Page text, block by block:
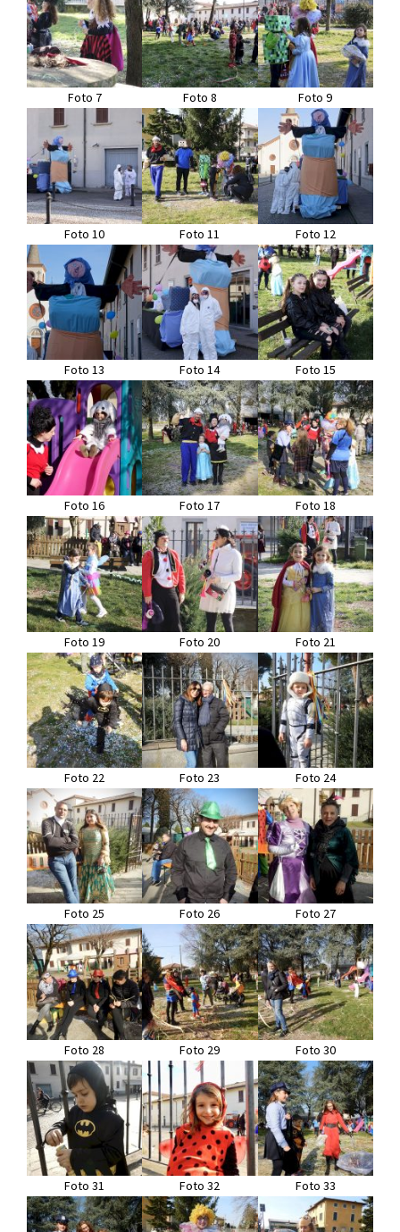
Foto 7 Foto 8 Foto 9
Foto 10 Foto 11 Foto 12
Foto 13 Foto 14 Foto 15
Foto 16 Foto 17 Foto 18
Foto 19 Foto 20 Foto 21
Foto 22 Foto 23 Foto 24
Foto 25 Foto 26 Foto 27
Foto 28 Foto 29 Foto 30
Foto 31 Foto 32 Foto 33